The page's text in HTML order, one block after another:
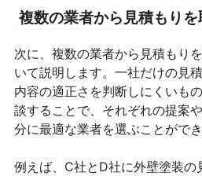
複数の業者から見積もり
次に、複数の業者から見積もり
いて説明します。一社だけの見
内容の適正さを判断しにくいも
談することで、それぞれの提案
分に最適な業者を選ぶことができ
例えば、C社とD社に外壁塗装の